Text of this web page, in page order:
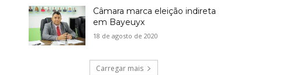
Câmara marca eleição indireta
em Bayeuyx
18 de agosto de 2020
Carregar mais